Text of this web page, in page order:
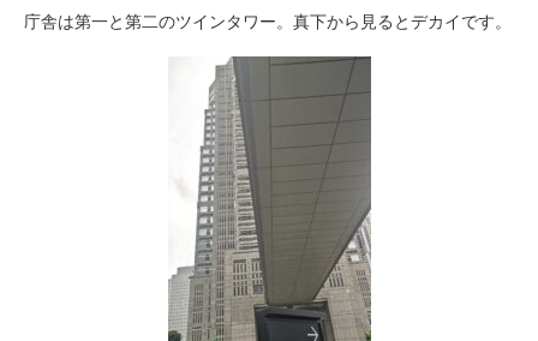
庁舎は第一と第二のツインタワー。真下から見るとデカイです。